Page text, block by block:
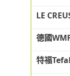
LE
德國
特福Tefal